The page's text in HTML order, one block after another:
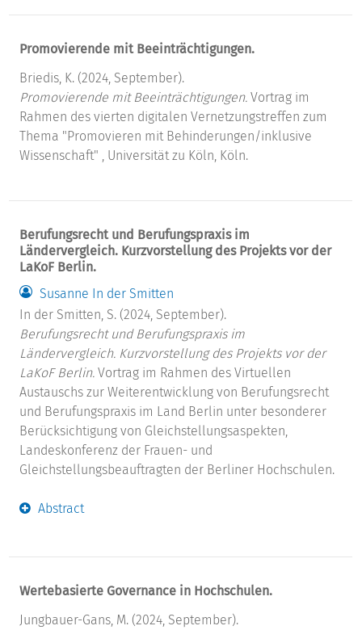
Promovierende mit Beeinträchtigungen.
Briedis, K. (2024, September).
Promovierende mit Beeinträchtigungen. Vortrag im
Rahmen des vierten digitalen Vernetzungstreffen zum
Thema "Promovieren mit Behinderungen/inklusive
Wissenschaft" , Universität zu Köln, Köln.
Berufungsrecht und Berufungspraxis im
Ländervergleich. Kurzvorstellung des Projekts vor der
LaKoF Berlin.
Susanne In der Smitten
In der Smitten, S. (2024, September).
Berufungsrecht und Berufungspraxis im
Ländervergleich. Kurzvorstellung des Projekts vor der
LaKoF Berlin. Vortrag im Rahmen des Virtuellen
Austauschs zur Weiterentwicklung von Berufungsrecht
und Berufungspraxis im Land Berlin unter besonderer
Berücksichtigung von Gleichstellungsaspekten,
Landeskonferenz der Frauen- und
Gleichstellungsbeauftragten der Berliner Hochschulen.
Abstract
Wertebasierte Governance in Hochschulen.
Jungbauer-Gans, M. (2024, September).